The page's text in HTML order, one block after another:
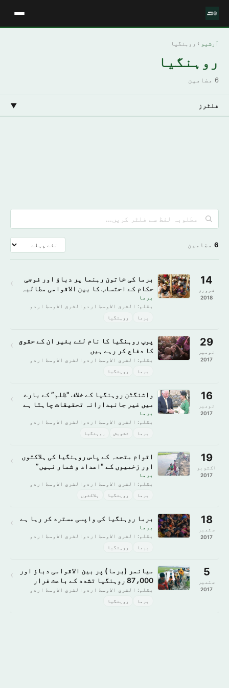
آرشیو › روہنگیا
روہنگیا
6 مضامین
فلٹرز ▼
6 مضامین
14
فروری
2018
برما کی خاتون رہنما پر دباؤ اور فوجی
حکام کے احتساب کا بین الاقوامی مطالبہ
برما
بقلم: الشرق الاوسط اردوالشرق الاوسط اردو
برما روہنگیا
›
29
نومبر
2017
پوپ روہنگیا کا نام لئے بغیر ان کے حقوق
کا دفاع کر رہے ہیں
بقلم: الشرق الاوسط اردوالشرق الاوسط اردو
برما روہنگیا
›
16
نومبر
2017
واشنگٹن روہنگیا کے خلاف "ظلم” کے بارے
میں غیر جانبدارانہ تحقیقات چاہتا ہے
برما
بقلم: الشرق الاوسط اردوالشرق الاوسط اردو
برما تشویش روہنگیا
›
19
اکتوبر
2017
اقوام متحدہ کے پاس روہنگیا کی ہلاکتوں
اور زخمیوں کے "اعداد و شمار نہیں”
برما
بقلم: الشرق الاوسط اردوالشرق الاوسط اردو
برما روہنگیا ہلاکتوں
›
18
ستمبر
2017
برما روہنگیا کی واپسی مسترد کر رہا ہے
برما
بقلم: الشرق الاوسط اردوالشرق الاوسط اردو
برما روہنگیا
›
5
ستمبر
2017
میانمر (برما) پر بین الاقوامی دباؤ اور
87،000 روہنگیا تشدد کے باعث فرار
بقلم: الشرق الاوسط اردوالشرق الاوسط اردو
برما روہنگیا
›